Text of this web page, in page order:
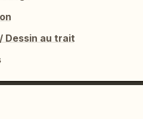
Dessin au trait